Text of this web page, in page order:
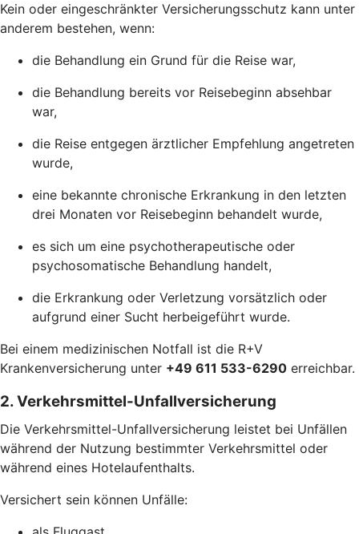
Kein oder eingeschränkter Versicherungsschutz kann unter
anderem bestehen, wenn:
die Behandlung ein Grund für die Reise war,
die Behandlung bereits vor Reisebeginn absehbar
war,
die Reise entgegen ärztlicher Empfehlung angetreten
wurde,
eine bekannte chronische Erkrankung in den letzten
drei Monaten vor Reisebeginn behandelt wurde,
es sich um eine psychotherapeutische oder
psychosomatische Behandlung handelt,
die Erkrankung oder Verletzung vorsätzlich oder
aufgrund einer Sucht herbeigeführt wurde.
Bei einem medizinischen Notfall ist die R+V
Krankenversicherung unter +49 611 533-6290 erreichbar.
2. Verkehrsmittel-Unfallversicherung
Die Verkehrsmittel-Unfallversicherung leistet bei Unfällen
während der Nutzung bestimmter Verkehrsmittel oder
während eines Hotelaufenthalts.
Versichert sein können Unfälle: